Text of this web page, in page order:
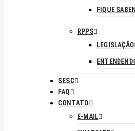
FIQUE
RPPS
LEGISLAÇÃO
SESC
FAQ
CONTATO
E-MAIL